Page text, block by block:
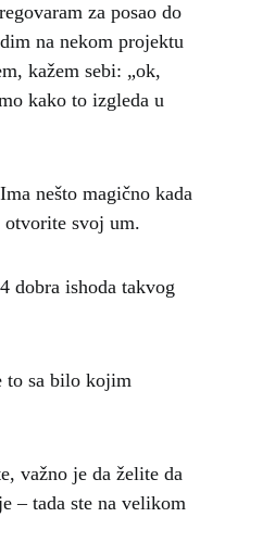
za posao do
na nekom projektu
kažem sebi: „ok,
kako to izgleda u
nešto magično kada
otvorite svoj um.
dobra ishoda takvog
to sa bilo kojim
važno je da želite da
– tada ste na velikom